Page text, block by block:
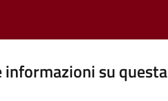
informazioni su questa